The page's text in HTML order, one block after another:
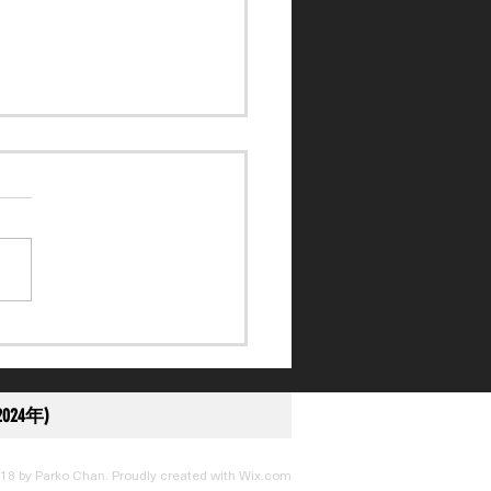
至停賽 10 日
年)
by Parko Chan. Proudly created with Wix.com